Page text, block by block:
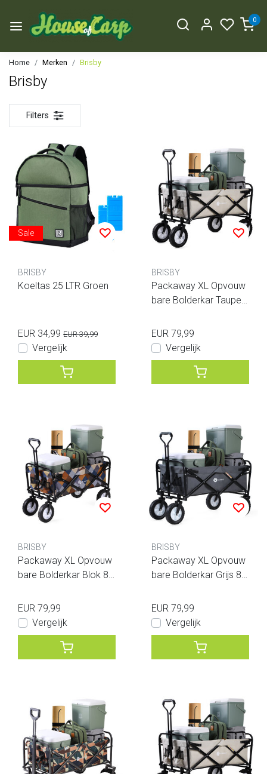
0
Home Merken Brisby
Brisby
Filters
Sale
BRISBY
Koeltas 25 LTR Groen
EUR 34,99 EUR 39,99
Vergelijk
BRISBY
Packaway XL Opvouw
bare Bolderkar Taupe 8
EUR 79,99
Vergelijk
BRISBY
Packaway XL Opvouw
bare Bolderkar Blok 80
EUR 79,99
Vergelijk
BRISBY
Packaway XL Opvouw
bare Bolderkar Grijs 80
EUR 79,99
Vergelijk